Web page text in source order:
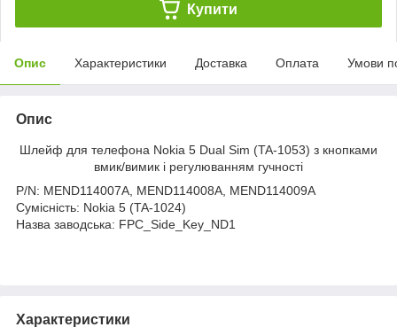
Купити
Опис Характеристики Доставка Оплата Умови
Опис
Шлейф для телефона Nokia 5 Dual Sim (TA-1053) з кнопками
вмик/вимик і регулюванням гучності
P/N: MEND114007A, MEND114008A, MEND114009A
Сумісність: Nokia 5 (TA-1024)
Назва заводська: FPC_Side_Key_ND1
Характеристики